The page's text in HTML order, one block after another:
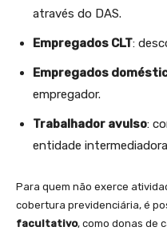
através do DAS.
Empregados CLT:
Empregados
empregador.
Trabalhador avulso:
entidade
Para quem não exerce
cobertura previdenciária, é
facultativo, como donas de